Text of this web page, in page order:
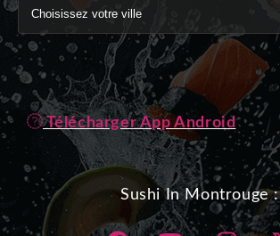
Télécharger App Android
Sushi In Montrouge :